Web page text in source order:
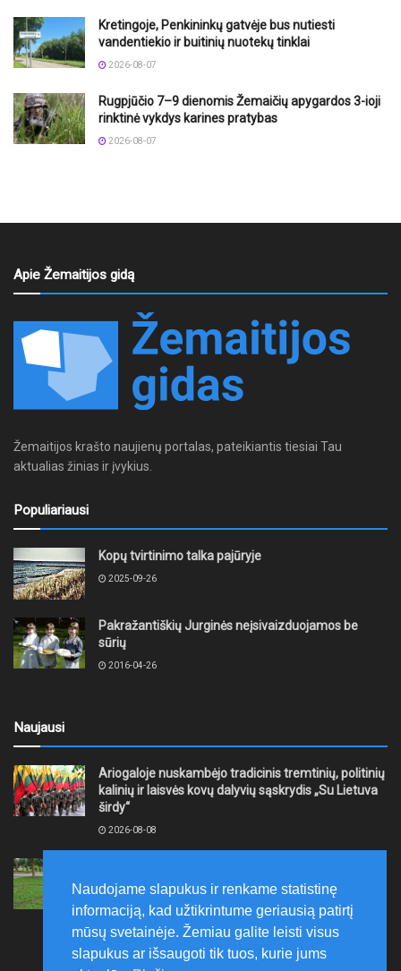
Kretingoje, Penkininkų gatvėje bus nutiesti
vandentiekio ir buitinių nuotekų tinklai
2026-08-07
Rugpjūčio 7–9 dienomis Žemaičių apygardos 3-ioji
rinktinė vykdys karines pratybas
2026-08-07
Apie Žemaitijos gidą
Žemaitijos krašto naujienų portalas, pateikiantis tiesiai Tau
aktualias žinias ir įvykius.
Populiariausi
Kopų tvirtinimo talka pajūryje
2025-09-26
Pakražantiškių Jurginės neįsivaizduojamos be
sūrių
2016-04-26
Naujausi
Ariogaloje nuskambėjo tradicinis tremtinių, politinių
kalinių ir laisvės kovų dalyvių sąskrydis „Su Lietuva
širdy“
2026-08-08
laikytis Kelių eismo taisyklių, tausoti aplinką
2026-08-08
Naudojame slapukus ir renkame statistinę
informaciją, kad užtikrintume geriausią patirtį
mūsų svetainėje. Žemiau galite leisti visus
slapukus ar išsaugoti tik tuos, kurie jums